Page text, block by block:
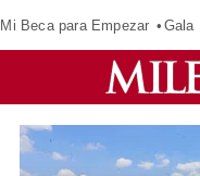
Mi Beca para Empezar Gala